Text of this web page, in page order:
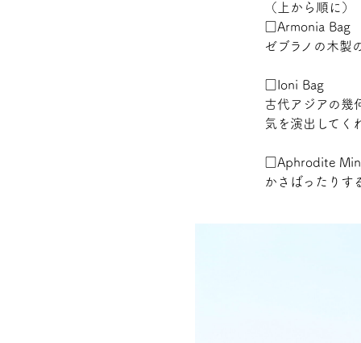
（上から順に）
□Armonia Bag
ゼブラノの木製
□Ioni Bag
古代アジアの幾
気を演出してく
□Aphrodite
かさばったりす